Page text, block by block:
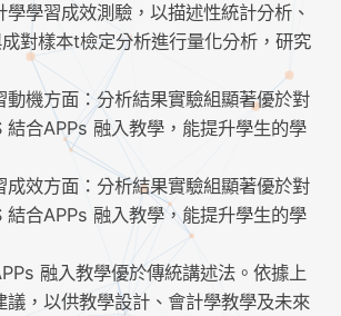
學習成效測驗，以描述性統計分析、
對樣本t檢定分析進行量化分析，研究
動機方面：分析結果實驗組顯著優於對
結合APPs 融入教學，能提升學生的學
成效方面：分析結果實驗組顯著優於對
結合APPs 融入教學，能提升學生的學
融入教學優於傳統講述法。依據上
議，以供教學設計、會計學教學及未來